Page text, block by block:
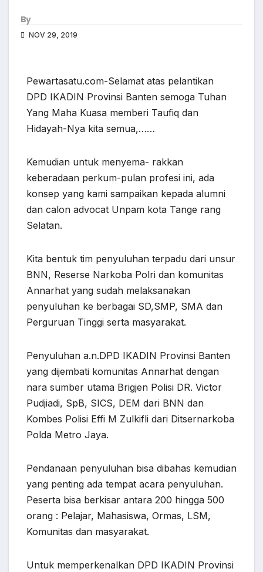
By
NOV 29, 2019
Pewartasatu.com-Selamat atas pelantikan
DPD IKADIN Provinsi Banten semoga Tuhan
Yang Maha Kuasa memberi Taufiq dan
Hidayah-Nya kita semua,……
Kemudian untuk menyema- rakkan
keberadaan perkum-pulan profesi ini, ada
konsep yang kami sampaikan kepada alumni
dan calon advocat Unpam kota Tange rang
Selatan.
Kita bentuk tim penyuluhan terpadu dari unsur
BNN, Reserse Narkoba Polri dan komunitas
Annarhat yang sudah melaksanakan
penyuluhan ke berbagai SD,SMP, SMA dan
Perguruan Tinggi serta masyarakat.
Penyuluhan a.n.DPD IKADIN Provinsi Banten
yang dijembati komunitas Annarhat dengan
nara sumber utama Brigjen Polisi DR. Victor
Pudjiadi, SpB, SICS, DEM dari BNN dan
Kombes Polisi Effi M Zulkifli dari Ditsernarkoba
Polda Metro Jaya.
Pendanaan penyuluhan bisa dibahas kemudian
yang penting ada tempat acara penyuluhan.
Peserta bisa berkisar antara 200 hingga 500
orang : Pelajar, Mahasiswa, Ormas, LSM,
Komunitas dan masyarakat.
Untuk memperkenalkan DPD IKADIN Provinsi